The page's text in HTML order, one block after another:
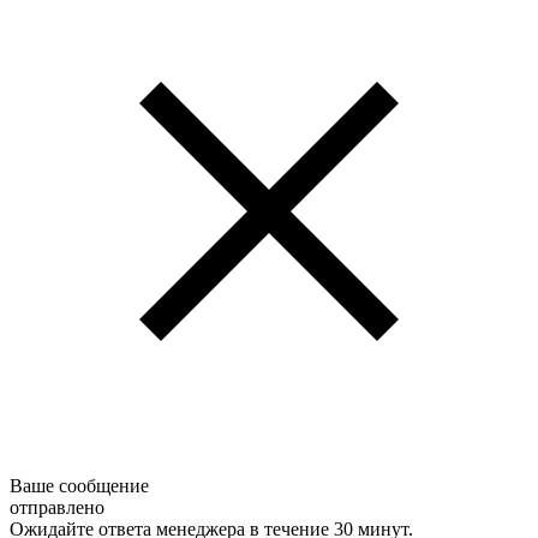
Ваше сообщение
отправлено
Ожидайте ответа менеджера в течение 30 минут.